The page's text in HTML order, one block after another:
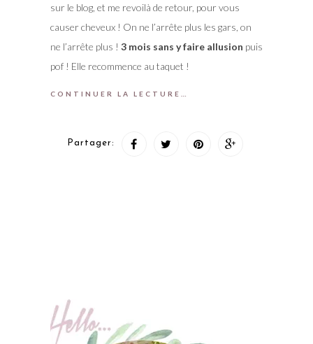
sur le blog, et me revoilà de retour, pour vous
causer cheveux ! On ne l’arrête plus les gars, on
ne l’arrête plus ! 3 mois sans y faire allusion puis
pof ! Elle recommence au taquet !
CONTINUER LA LECTURE…
Partager: